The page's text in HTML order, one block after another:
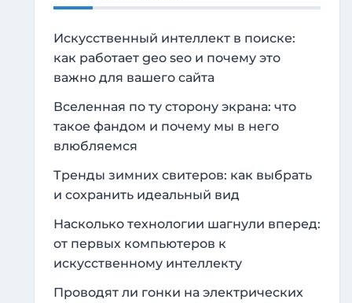
Искусственный интеллект в поиске:
как работает geo seo и почему это
важно для вашего сайта
Вселенная по ту сторону экрана: что
такое фандом и почему мы в него
влюбляемся
Тренды зимних свитеров: как выбрать
и сохранить идеальный вид
Насколько технологии шагнули вперед:
от первых компьютеров к
искусственному интеллекту
Проводят ли гонки на электрических